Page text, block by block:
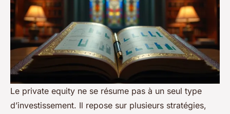
Le private equity ne se résume pas à un seul type
d’investissement. Il repose sur plusieurs stratégies,